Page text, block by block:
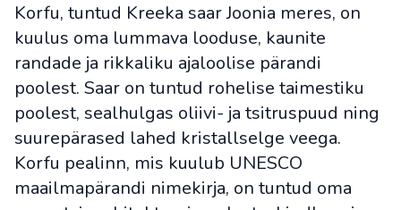
Korfu, tuntud Kreeka saar Joonia meres, on
kuulus oma lummava looduse, kaunite
randade ja rikkaliku ajaloolise pärandi
poolest. Saar on tuntud rohelise taimestiku
poolest, sealhulgas oliivi- ja tsitruspuud ning
suurepärased lahed kristallselge veega.
Korfu pealinn, mis kuulub UNESCO
maailmapärandi nimekirja, on tuntud oma